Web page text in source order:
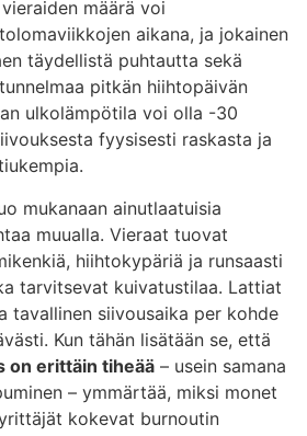
määrä voi
aikana, ja jokainen
täydellistä puhtautta sekä
pitkän hiihtopäivän
ulkolämpötila voi olla -30
fyysisesti raskasta ja
mukanaan ainutlaatuisia
muualla. Vieraat tuovat
hiihtokypäriä ja runsaasti
tarvitsevat kuivatustilaa. Lattiat
tavallinen siivousaika per kohde
Kun tähän lisätään se, että
on erittäin tiheää – usein samana
– ymmärtää, miksi monet
kokevat burnoutin